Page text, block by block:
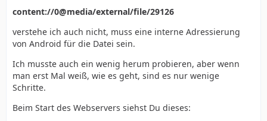
content://0@media/external/file/29126
verstehe ich auch nicht, muss eine interne Adressierung
von Android für die Datei sein.
Ich musste auch ein wenig herum probieren, aber wenn
man erst Mal weiß, wie es geht, sind es nur wenige
Schritte.
Beim Start des Webservers siehst Du dieses: